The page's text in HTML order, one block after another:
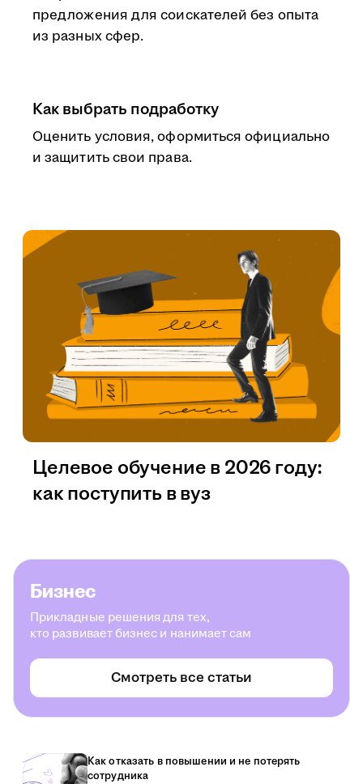
предложения для соискателей без опыта
из разных сфер.
Как выбрать подработку
Оценить условия, оформиться официально
и защитить свои права.
Целевое обучение в 2026 году:
как поступить в вуз
Бизнес
Прикладные решения для тех,
кто развивает бизнес и нанимает сам
Смотреть все статьи
Как отказать в повышении и не потерять
сотрудника